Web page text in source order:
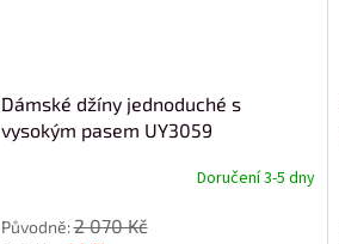
Dámské džíny jednoduché s
vysokým pasem UY3059
Doručení 3-5 dny
2 070 Kč